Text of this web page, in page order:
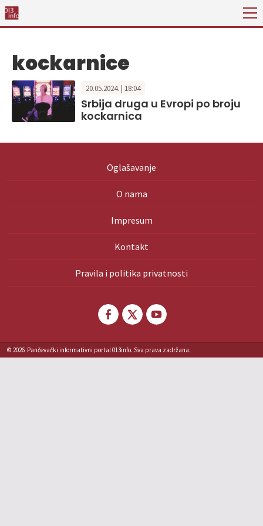
kockarnice
20.05.2024. | 18:04
Srbija druga u Evropi po broju
kockarnica
Oglašavanje
O nama
Impresum
Kontakt
Pravila i politika privatnosti
© 2026 Pančevački informativni portal 013info. Sva prava zadržana.